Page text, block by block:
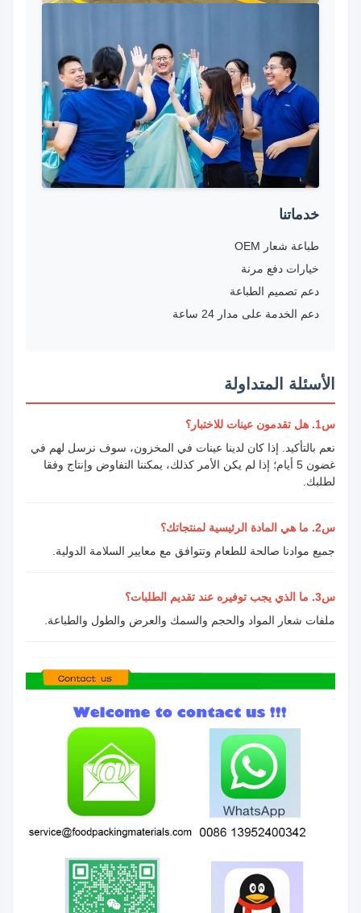
خدماتنا
طباعة شعار OEM
خيارات دفع مرنة
دعم تصميم الطباعة
دعم الخدمة على مدار 24 ساعة
الأسئلة المتداولة
س1. هل تقدمون عينات للاختبار؟
نعم بالتأكيد. إذا كان لدينا عينات في المخزون، سوف نرسل لهم في
غضون 5 أيام؛ إذا لم يكن الأمر كذلك، يمكننا التفاوض وإنتاج وفقا
لطلبك.
س2. ما هي المادة الرئيسية لمنتجاتك؟
جميع موادنا صالحة للطعام وتتوافق مع معايير السلامة الدولية.
س3. ما الذي يجب توفيره عند تقديم الطلبات؟
ملفات شعار المواد والحجم والسمك والعرض والطول والطباعة.